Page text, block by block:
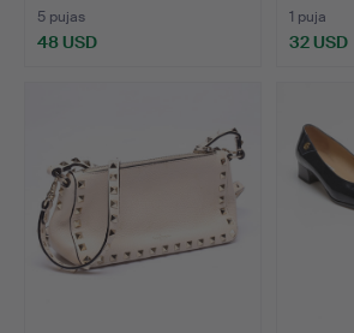
5 pujas
48 USD
1 puja
32 USD